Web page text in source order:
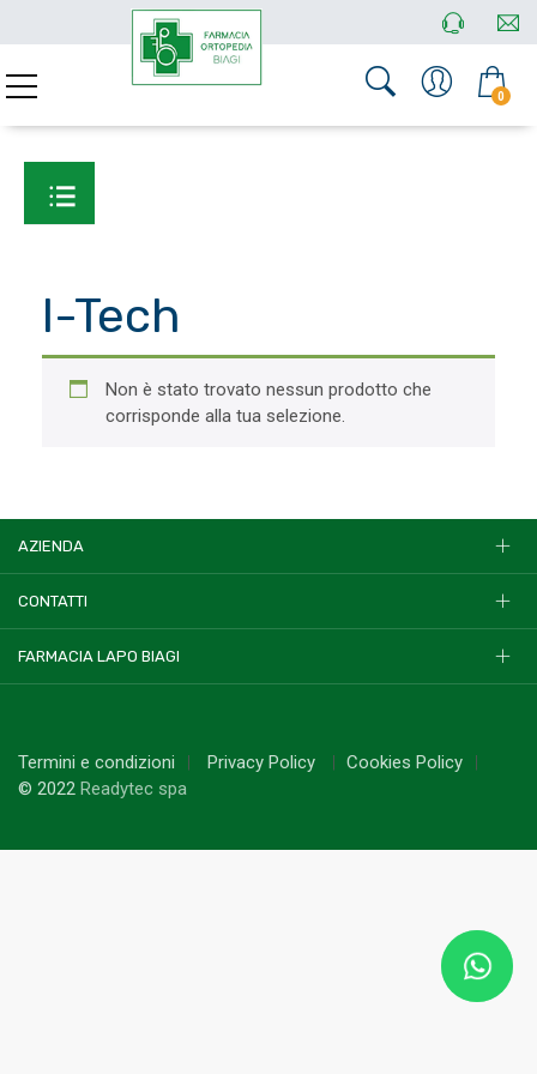
0
I-Tech
Non è stato trovato nessun prodotto che
corrisponde alla tua selezione.
AZIENDA
CONTATTI
FARMACIA LAPO BIAGI
Termini e condizioni Privacy Policy
Cookies Policy
© 2022 Readytec spa